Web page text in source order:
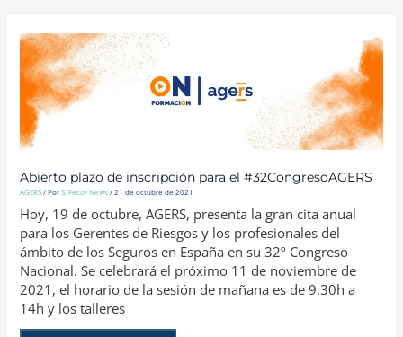
Abierto plazo de inscripción para el #32CongresoAGERS
AGERS/ PorS. Fecor News/21 de octubre de 2021
Hoy, 19 de octubre, AGERS, presenta la gran cita anual
para los Gerentes de Riesgos y los profesionales del
ámbito de los Seguros en España en su 32º Congreso
Nacional. Se celebrará el próximo 11 de noviembre de
2021, el horario de la sesión de mañana es de 9.30h a
14h y los talleres
ABIERTO
PLAZO
DE
INSCRIPCIÓN
PARA
EL
#32CONGRESOAGERS